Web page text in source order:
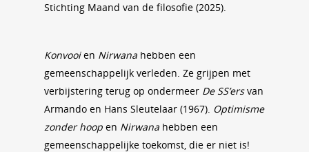
Stichting Maand van de filosofie (2025).
Konvooien Nirwana hebben een
gemeenschappelijk verleden. Ze grijpen met
verbijstering terug op ondermeer De SS’ersvan
Armando en Hans Sleutelaar (1967). Optimisme
zonder hoop en Nirwana hebben een
gemeenschappelijke toekomst, die er niet is!